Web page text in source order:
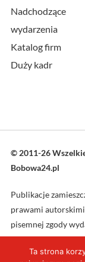
Nadchodzące
wydarzenia
Katalog firm
Duży kadr
© 2011-26
Bobowa24.pl
Publikacje
prawami
pisemnej zgody
Ta strona